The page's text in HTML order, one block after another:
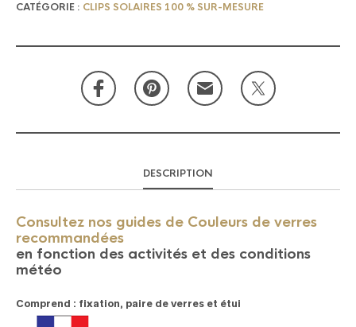
CATÉGORIE : CLIPS SOLAIRES 100 % SUR-MESURE
DESCRIPTION
Consultez nos guides de Couleurs de verres
recommandées
en fonction des activités et des conditions
météo
Comprend : fixation, paire de verres et étui